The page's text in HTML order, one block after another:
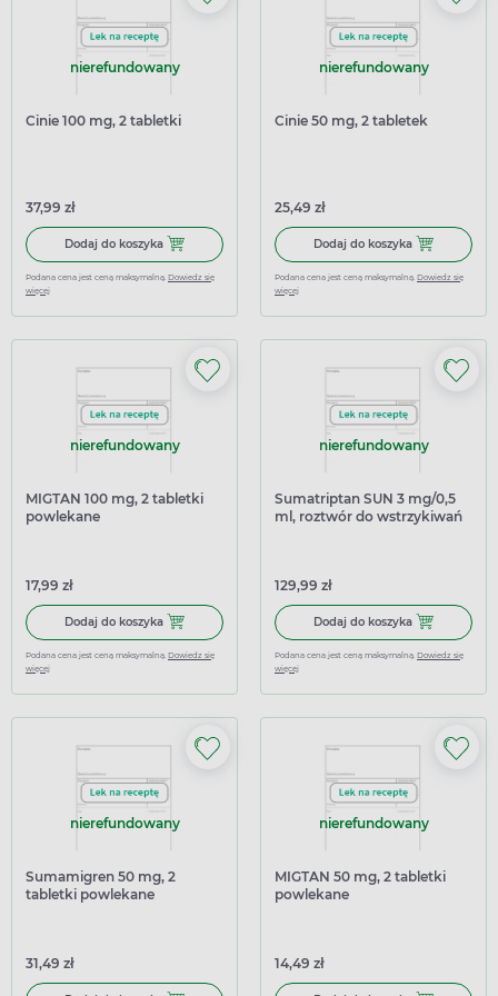
nierefundowany
Cinie 100 mg, 2 tabletki
37,99 zł
Dodaj do koszyka Dodaj do koszyka Cinie 100 mg, 2 tabletki
Podana cena jest ceną maksymalną. Dowiedz się
więcej
nierefundowany
Cinie 50 mg, 2 tabletek
25,49 zł
Dodaj do koszyka Dodaj do
Podana cena jest ceną maksymalną. Dowiedz się
więcej
nierefundowany
MIGTAN 100 mg, 2 tabletki
powlekane
17,99 zł
Dodaj do koszyka Dodaj do koszyka MIGTAN 100 mg, 2 tabletki powlekane
Podana cena jest ceną maksymalną. Dowiedz się
więcej
nierefundowany
Sumatriptan SUN 3 mg/0,5
ml, roztwór do wstrzykiwań
129,99 zł
Dodaj do koszyka Dodaj do
Podana cena jest ceną maksymalną. Dowiedz się
więcej
nierefundowany
Sumamigren 50 mg, 2
tabletki powlekane
31,49 zł
nierefundowany
MIGTAN 50 mg, 2 tabletki
powlekane
14,49 zł